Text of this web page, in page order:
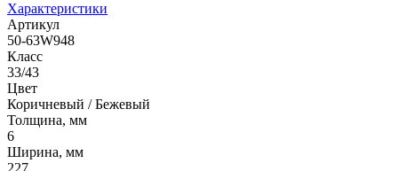
Характеристики
Артикул
50-63W948
Класс
33/43
Цвет
Коричневый / Бежевый
Толщина, мм
6
Ширина, мм